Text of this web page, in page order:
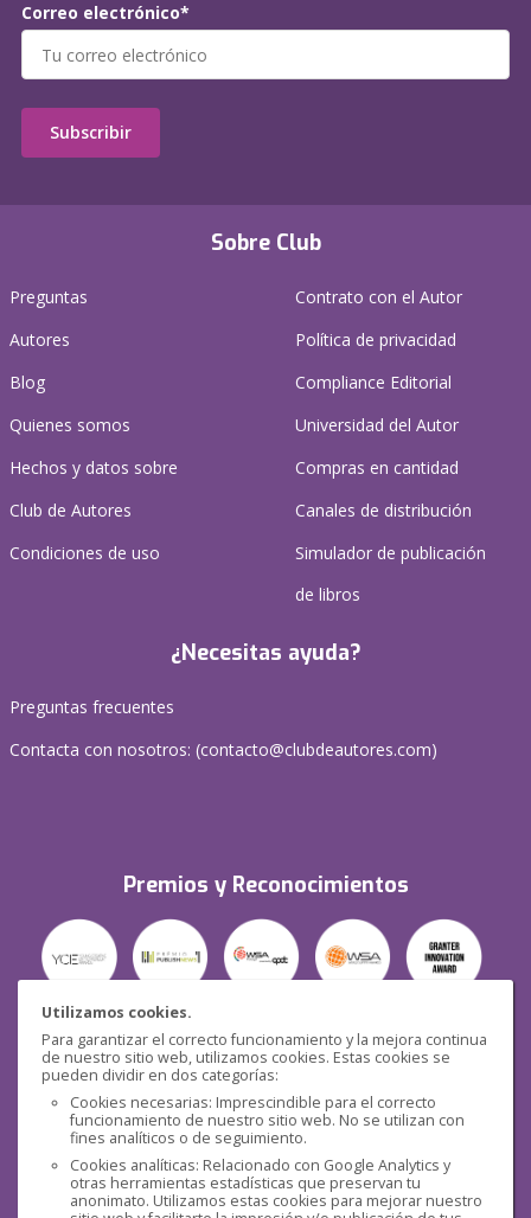
Utilizamos cookies.
Para garantizar el correcto funcionamiento y la mejora continua
de nuestro sitio web, utilizamos cookies. Estas cookies se
pueden dividir en dos categorías:
Cookies necesarias: Imprescindible para el correcto
funcionamiento de nuestro sitio web. No se utilizan con
fines analíticos o de seguimiento.
Cookies analíticas: Relacionado con Google Analytics y
otras herramientas estadísticas que preservan tu
anonimato. Utilizamos estas cookies para mejorar nuestro
Sobre Club
Preguntas
Autores
Blog
Quienes somos
Hechos y datos sobre
Club de Autores
Condiciones de uso
Contrato con el Autor
Política de privacidad
Compliance Editorial
Universidad del Autor
Compras en cantidad
Canales de distribución
Simulador de publicación
de libros
¿Necesitas ayuda?
Preguntas frecuentes
Contacta con nosotros: (contacto@clubdeautores.com)
Premios y Reconocimientos
Seguridad
Redes sociales
Correo electrónico*
Subscribir